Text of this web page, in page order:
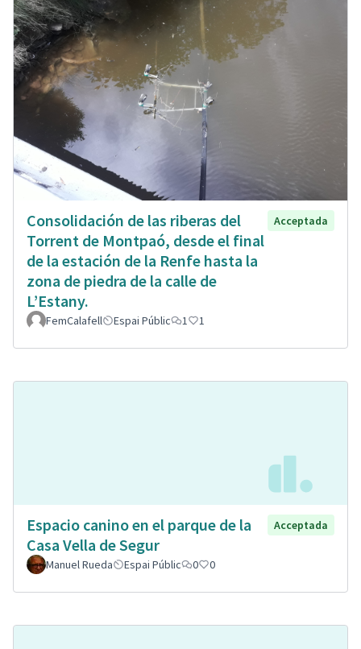
Consolidación de las riberas del
Torrent de Montpaó, desde el final
de la estación de la Renfe hasta la
zona de piedra de la calle de
L’Estany.
Acceptada
FemCalafell Espai Públic 1 1
Espacio canino en el parque de la
Casa Vella de Segur
Acceptada
Manuel Rueda Espai Públic 0 0